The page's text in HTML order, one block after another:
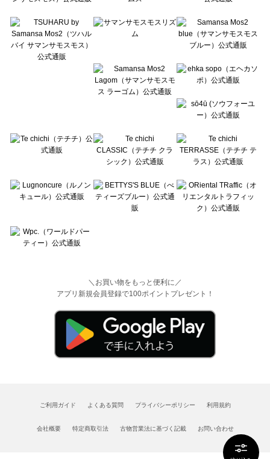
Lugnoncure（ルノンキュール）のボトムス一覧
BETTY'S BLUE（べティーズブルー）のボトムス一覧
Wpc.（ワールドパーティー）のボトムス一覧
＼お買い物をもっと便利に／
アプリ新規会員登録で100ポイントプレゼント！
ご利用ガイド よくある質問 プライバシーポリシー 利用規約
会社概要 特定商取引法 古物営業法に基づく記載 お問い合わせ